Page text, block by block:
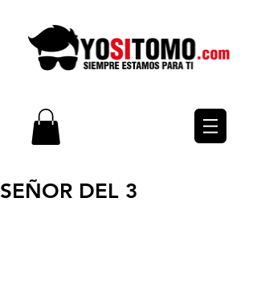
SEÑOR DEL 3